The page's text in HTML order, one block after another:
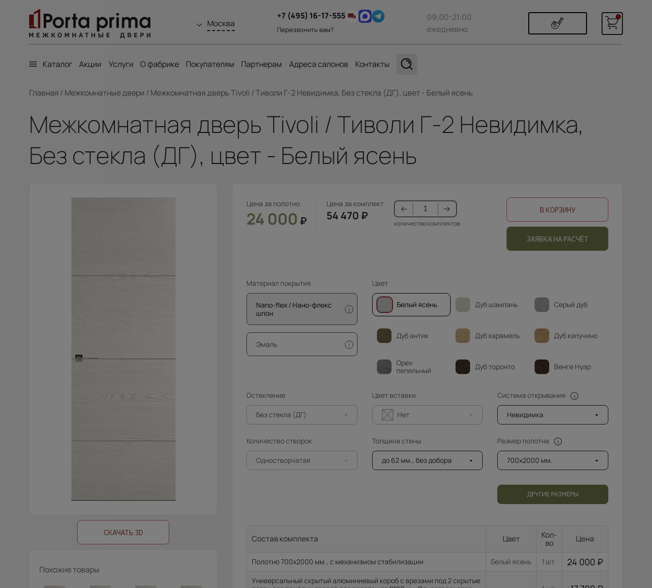
Москва
+7 (495) 16-17-555
Перезвонить вам?
09:00-21:00
ежедневно
Каталог Акции Услуги О фабрике Покупателям Партнерам Адреса салонов Контакты
Главная / Межкомнатные двери / Межкомнатная дверь Tivoli / Тиволи Г-2 Невидимка, Без стекла (ДГ), цвет - Белый ясень
Межкомнатная дверь Tivoli / Тиволи Г-2 Невидимка,
Без стекла (ДГ), цвет - Белый ясень
СКАЧАТЬ 3D
Похожие товары
Цена за полотно
24 000 ₽
Цена за комплект
54 470 ₽
количество комплектов
В КОРЗИНУ
ЗАЯВКА НА РАСЧЁТ
Материал покрытия
Nano-flex / Нано-флекс
шпон
i
Эмаль i
Цвет
Белый ясень Дуб шампань Серый дуб
Дуб антик Дуб карамель Дуб капучино
Орех
пепельный
Дуб торонто Венге Нуар
Остекление
Без стекла (ДГ)
Цвет вставки
Нет
Система открывания
Невидимка
Количество створок
Одностворчатая
Толщина стены
до 62 мм., без добора
Размер полотна
700x2000 мм.
ДРУГИЕ РАЗМЕРЫ
Состав комплекта Цвет
Кол-
во
Цена
Полотно 700x2000 мм., с механизмом стабилизации Белый ясень 1 шт. 24 000 ₽
Универсальный скрытый алюминиевый короб с врезами под 2 скрытые